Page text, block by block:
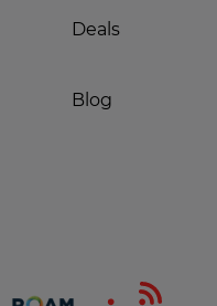
Deals
Blog